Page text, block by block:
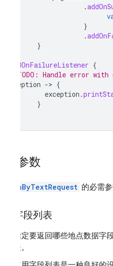
.
}
.
}
addOnFailureListener {
// TODO: Handle error
exception -> {
exception .
}
必需参数
SearchByTextRequest 的必需
字段列表
指定要返回哪些地点数据字
表。